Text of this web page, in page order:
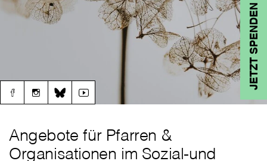
JETZT SPENDEN
Angebote für Pfarren &
Organisationen im Sozial-und